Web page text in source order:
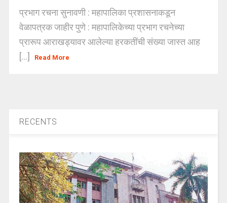
प्रभाग रचना सुनावणी : महापालिका प्रशासनाकडून
वेळापत्रक जाहीर पुणे : महापालिकेच्या प्रभाग रचनेच्या
प्रारूप आराखड्यावर आलेल्या हरकतींची संख्या जास्त आह
[...]
Read More
RECENTS